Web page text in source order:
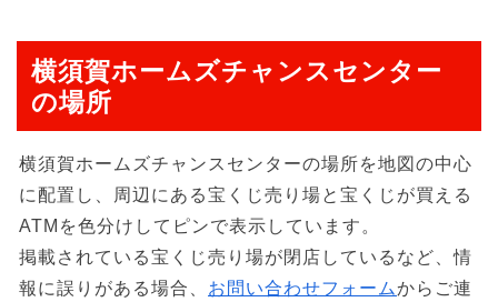
横須賀ホームズチャンスセンター
の場所
横須賀ホームズチャンスセンターの場所を地図の中心
に配置し、周辺にある宝くじ売り場と宝くじが買える
ATMを色分けしてピンで表示しています。
掲載されている宝くじ売り場が閉店しているなど、情
報に誤りがある場合、 お問い合わせフォームからご連